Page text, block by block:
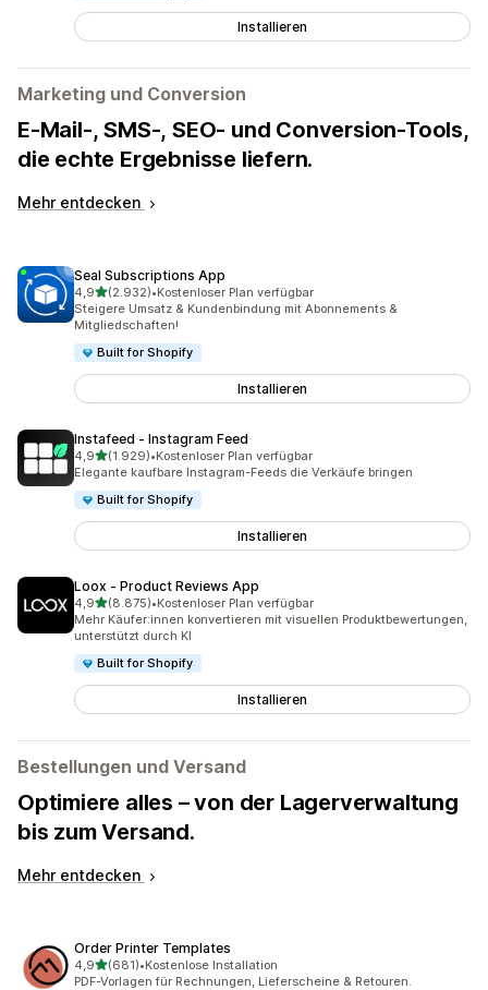
Installieren
Marketing und Conversion
E-Mail-, SMS-, SEO- und Conversion-Tools,
die echte Ergebnisse liefern.
Mehr entdecken
Seal Subscriptions App
4,9von 5 Sternen
(2.932)
2932 Rezensionen insgesamt
•Kostenloser Plan verfügbar
Steigere Umsatz & Kundenbindung mit Abonnements &
Mitgliedschaften!
Built for Shopify
Installieren
Instafeed ‑ Instagram Feed
4,9von 5 Sternen
(1.929)
1929 Rezensionen insgesamt
•Kostenloser Plan verfügbar
Elegante kaufbare Instagram-Feeds die Verkäufe bringen
Built for Shopify
Installieren
Loox ‑ Product Reviews App
4,9von 5 Sternen
(8.875)
8875 Rezensionen insgesamt
•Kostenloser Plan verfügbar
Mehr Käufer:innen konvertieren mit visuellen Produktbewertungen,
unterstützt durch KI
Built for Shopify
Installieren
Bestellungen und Versand
Optimiere alles – von der Lagerverwaltung
bis zum Versand.
Mehr entdecken
Order Printer Templates
4,9von 5 Sternen
(681)
681 Rezensionen insgesamt
•Kostenlose Installation
PDF-Vorlagen für Rechnungen, Lieferscheine & Retouren.